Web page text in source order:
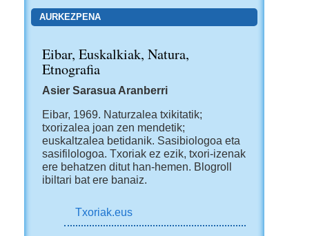
AURKEZPENA
Eibar, Euskalkiak, Natura,
Etnografia
Asier Sarasua Aranberri
Eibar, 1969. Naturzalea txikitatik;
txorizalea joan zen mendetik;
euskaltzalea betidanik. Sasibiologoa eta
sasifilologoa. Txoriak ez ezik, txori-izenak
ere behatzen ditut han-hemen. Blogroll
ibiltari bat ere banaiz.
Txoriak.eus